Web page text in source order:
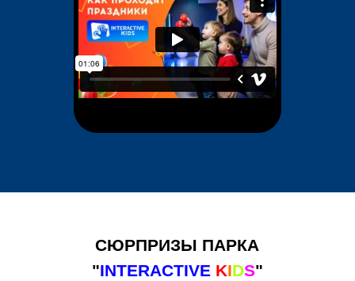
СЮРПРИЗЫ ПАРКА
"INTERACTIVE KIDS"